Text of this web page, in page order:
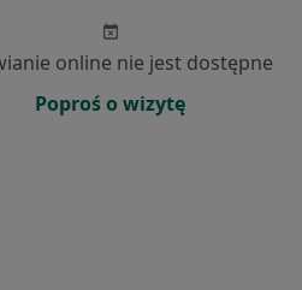
online nie jest dostępne
Poproś o wizytę